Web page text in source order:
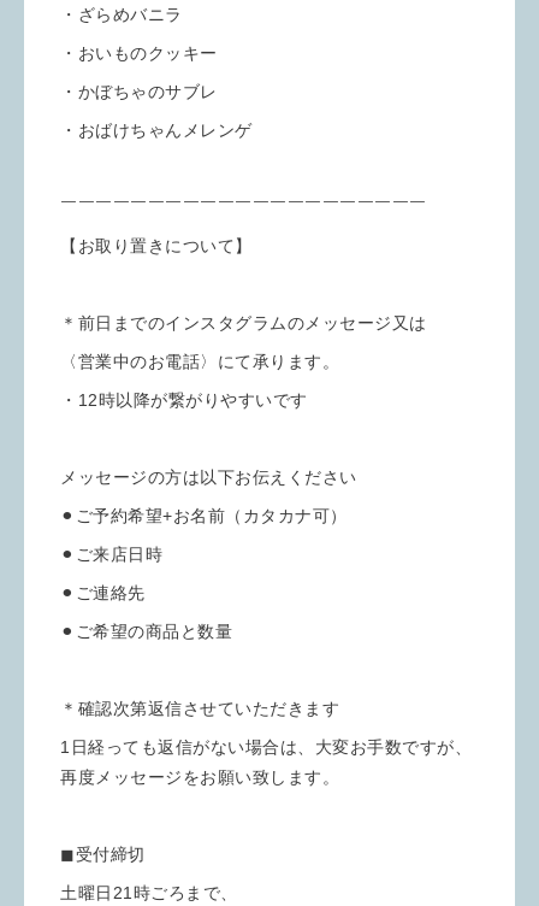
・ざらめバニラ
・おいものクッキー
・かぼちゃのサブレ
・おばけちゃんメレンゲ
￣￣￣￣￣￣￣￣￣￣￣￣￣￣￣￣￣￣￣￣￣
【お取り置きについて】
＊前日までのインスタグラムのメッセージ又は
〈営業中のお電話〉にて承ります。
・12時以降が繋がりやすいです
メッセージの方は以下お伝えください
⚫︎ご予約希望+お名前（カタカナ可）
⚫︎ご来店日時
⚫︎ご連絡先
⚫︎ご希望の商品と数量
＊確認次第返信させていただきます
1日経っても返信がない場合は、大変お手数ですが、
再度メッセージをお願い致します。
◼︎受付締切
土曜日21時ごろまで、